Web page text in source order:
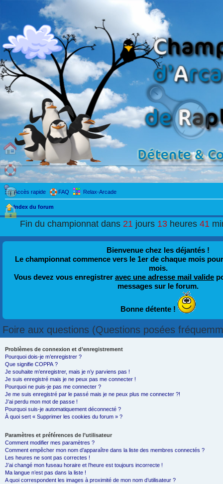
Accès rapide FAQ Relax-Arcade
Index du forum
Fin du championnat dans21 jours13 heures41
Bienvenue chez les déjantés !
Le championnat commence vers le 1er de chaque mois
mois.
Vous devez vous enregistrer avec une adresse mail valide
messages sur le forum.
Bonne détente !
Foire aux questions (Questions posées
Problèmes de connexion et d’enregistrement
Pourquoi dois-je m’enregistrer ?
Que signifie COPPA ?
Je souhaite m’enregistrer, mais je n’y parviens pas !
Je suis enregistré mais je ne peux pas me connecter !
Pourquoi ne puis-je pas me connecter ?
Je me suis enregistré par le passé mais je ne peux plus me connecter ?!
J’ai perdu mon mot de passe !
Pourquoi suis-je automatiquement déconnecté ?
À quoi sert « Supprimer les cookies du forum » ?
Paramètres et préférences de l’utilisateur
Comment modifier mes paramètres ?
Comment empêcher mon nom d’apparaître dans la liste des membres connectés ?
Les heures ne sont pas correctes !
J’ai changé mon fuseau horaire et l’heure est toujours incorrecte !
Ma langue n’est pas dans la liste !
A quoi correspondent les images à proximité de mon nom d’utilisateur ?